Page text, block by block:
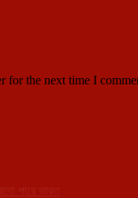
for the next time I
পারে ভারত